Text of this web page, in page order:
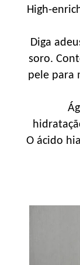
High-
Diga
soro.
pele para
O ácido